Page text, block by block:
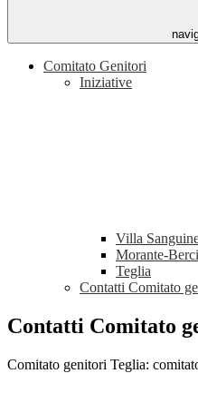
Comitato Genitori
Iniziative
Villa
Morante-
Teglia
Contatti Comitato
Contatti Comitato
Comitato genitori Teglia: